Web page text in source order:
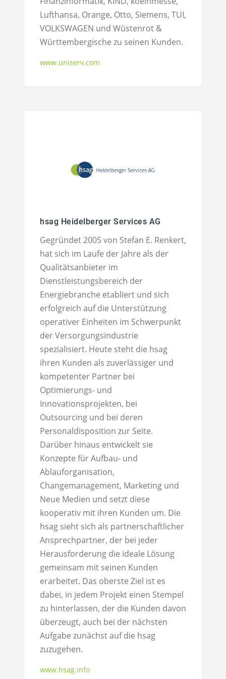
Lufthansa, Orange, Otto, Siemens, TUI,
VOLKSWAGEN und Wüstenrot &
Württembergische zu seinen Kunden.
www.uniserv.com
hsag Heidelberger Services AG
Gegründet 2005 von Stefan E. Renkert,
hat sich im Laufe der Jahre als der
Qualitätsanbieter im
Dienstleistungsbereich der
Energiebranche etabliert und sich
erfolgreich auf die Unterstützung
operativer Einheiten im Schwerpunkt
der Versorgungsindustrie
spezialisiert. Heute steht die hsag
ihren Kunden als zuverlässiger und
kompetenter Partner bei
Optimierungs- und
Innovationsprojekten, bei
Outsourcing und bei deren
Personaldisposition zur Seite.
Darüber hinaus entwickelt sie
Konzepte für Aufbau- und
Ablauforganisation,
Changemanagement, Marketing und
Neue Medien und setzt diese
kooperativ mit ihren Kunden um. Die
hsag sieht sich als partnerschaftlicher
Ansprechpartner, der bei jeder
Herausforderung die ideale Lösung
gemeinsam mit seinen Kunden
erarbeitet. Das oberste Ziel ist es
dabei, in jedem Projekt einen Stempel
zu hinterlassen, der die Kunden davon
überzeugt, auch bei der nächsten
Aufgabe zunächst auf die hsag
zuzugehen.
www.hsag.info